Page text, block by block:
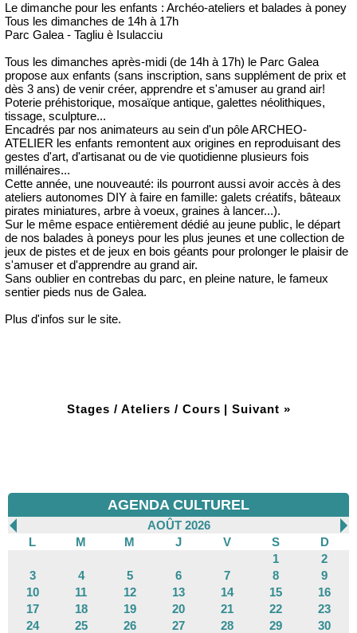
Le dimanche pour les enfants : Archéo-ateliers et balades à poney
Tous les dimanches de 14h à 17h
Parc Galea - Tagliu è Isulacciu
Tous les dimanches après-midi (de 14h à 17h) le Parc Galea
propose aux enfants (sans inscription, sans supplément de prix et
dès 3 ans) de venir créer, apprendre et s'amuser au grand air!
Poterie préhistorique, mosaïque antique, galettes néolithiques,
tissage, sculpture...
Encadrés par nos animateurs au sein d'un pôle ARCHEO-
ATELIER les enfants remontent aux origines en reproduisant des
gestes d'art, d'artisanat ou de vie quotidienne plusieurs fois
millénaires...
Cette année, une nouveauté: ils pourront aussi avoir accès à des
ateliers autonomes DIY à faire en famille: galets créatifs, bâteaux
pirates miniatures, arbre à voeux, graines à lancer...).
Sur le même espace entièrement dédié au jeune public, le départ
de nos balades à poneys pour les plus jeunes et une collection de
jeux de pistes et de jeux en bois géants pour prolonger le plaisir de
s'amuser et d'apprendre au grand air.
Sans oublier en contrebas du parc, en pleine nature, le fameux
sentier pieds nus de Galea.
Plus d'infos sur le site.
Stages / Ateliers / Cours | Suivant »
AGENDA CULTUREL
AOÛT 2026
L
M M J V S
D
1
2
3
4 5 6 7 8
9
10
11 12 13 14 15
16
17
18 19 20 21 22
23
24
25 26 27 28 29
30